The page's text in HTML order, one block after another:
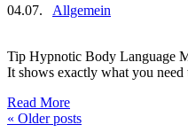
04.07. Allgemein
Tip Hypnotic Body Language
It shows exactly what you need
Read More
« Older posts